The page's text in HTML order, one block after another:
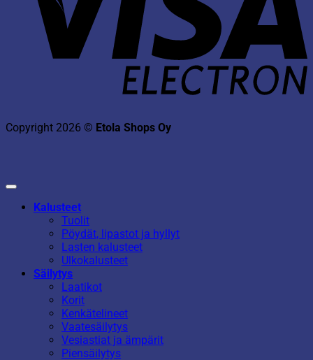
Copyright 2026 © Etola Shops Oy
Kalusteet
Tuolit
Pöydät, lipastot ja hyllyt
Lasten kalusteet
Ulkokalusteet
Säilytys
Laatikot
Korit
Kenkätelineet
Vaatesäilytys
Vesiastiat ja ämpärit
Piensäilytys